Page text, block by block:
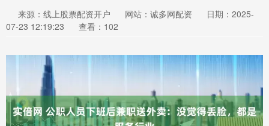
来源：线上股票配资开户 网站：诚多网配资
日期：2025-
07-23 12:19:23
查看：102